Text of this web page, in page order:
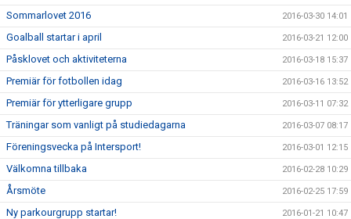
Sommarlovet 2016 2016-03-30 14:01
Goalball startar i april 2016-03-21 12:00
Påsklovet och aktiviteterna 2016-03-18 15:37
Premiär för fotbollen idag 2016-03-16 13:52
Premiär för ytterligare grupp 2016-03-11 07:32
Träningar som vanligt på studiedagarna 2016-03-07 08:17
Föreningsvecka på Intersport! 2016-03-01 12:15
Välkomna tillbaka 2016-02-28 10:29
Årsmöte 2016-02-25 17:59
Ny parkourgrupp startar! 2016-01-21 10:47